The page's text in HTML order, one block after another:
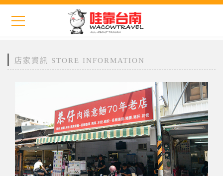
店家資訊 STORE INFORMATION